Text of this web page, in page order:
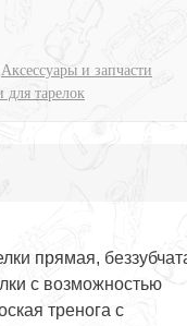
Аксессуары и запчасти
для тарелок
прямая,
с возможностью
тренога с